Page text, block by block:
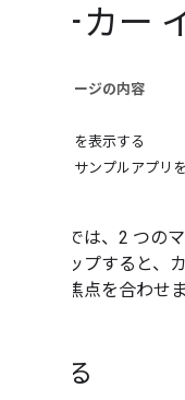
マーカー
このページの内容
コードを表示する
完全なサンプルアプリ
この例では、2 つの
ーをタップすると、
カーに焦点を合わせま
始める